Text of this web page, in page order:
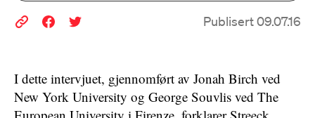
Publisert 09.07.16
I dette intervjuet, gjennomført av Jonah Birch ved
New York University og George Souvlis ved The